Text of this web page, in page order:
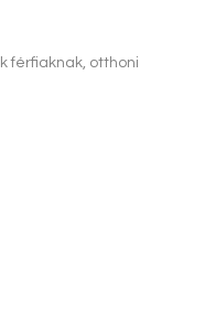
férfiaknak, otthoni